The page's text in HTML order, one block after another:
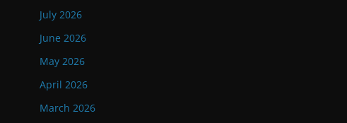
July 2026
June 2026
May 2026
April 2026
March 2026